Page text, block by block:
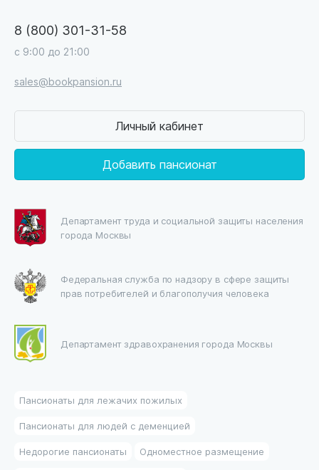
8 (800) 301-31-58
с 9:00 до 21:00
sales@bookpansion.ru
Личный кабинет
Добавить пансионат
Департамент труда и социальной защиты населения
города Москвы
Федеральная служба по надзору в сфере защиты
прав потребителей и благополучия человека
Департамент здравохранения города Москвы
Пансионаты для лежачих пожилых
Пансионаты для людей с деменцией
Недорогие пансионаты Одноместное размещение